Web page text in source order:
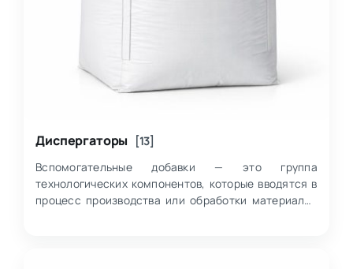
Диспергаторы
[13]
Вспомогательные добавки — это группа
технологических компонентов, которые вводятся в
процесс производства или обработки материалов